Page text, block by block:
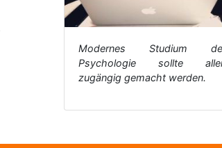
Modernes Studium
Psychologie sollte
zugängig gemacht werden.